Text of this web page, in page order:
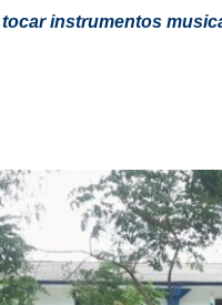
tocar instrumentos